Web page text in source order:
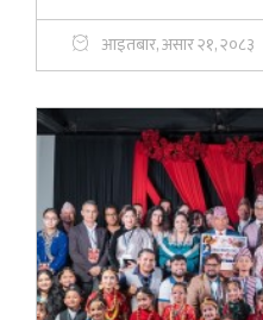
आइतबार, असार २१, २०८३